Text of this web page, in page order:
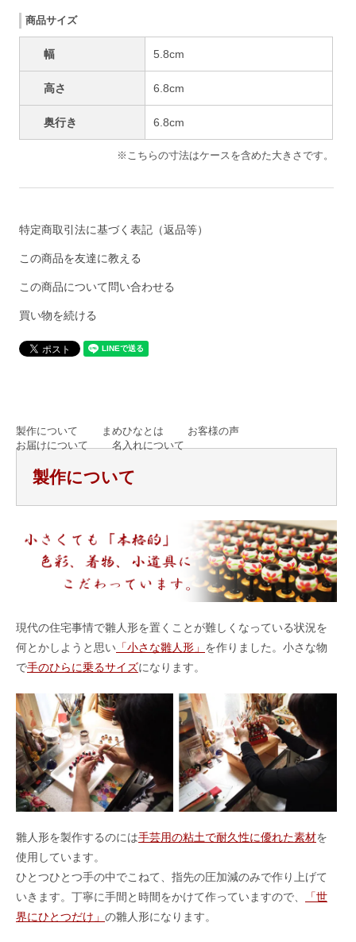
商品サイズ
幅 5.8cm
高さ 6.8cm
奥行き 6.8cm
※こちらの寸法はケースを含めた大きさです。
特定商取引法に基づく表記（返品等）
この商品を友達に教える
この商品について問い合わせる
買い物を続ける
製作について まめひなとは
お客様の声
お届けについて
名入れについて
製作について
現代の住宅事情で雛人形を置くことが難しくなっている状況を
何とかしようと思い 「小さな雛人形」 を作りました。小さな物
で手のひらに乗るサイズになります。
雛人形を製作するのには手芸用の粘土で耐久性に優れた素材を
使用しています。
ひとつひとつ手の中でこねて、指先の圧加減のみで作り上げて
いきます。丁寧に手間と時間をかけて作っていますので、
「世
界にひとつだけ」 の雛人形になります。